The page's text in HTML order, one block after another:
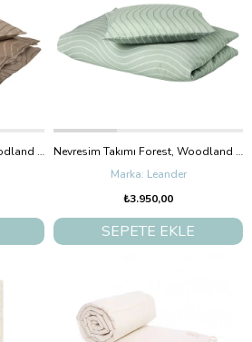
Nevresim Takımı Forest, Woodland Kapuçino
Nevresim Takımı Forest, Woodland Sage green
Leander
₺3.950,00
SEPETE EKLE